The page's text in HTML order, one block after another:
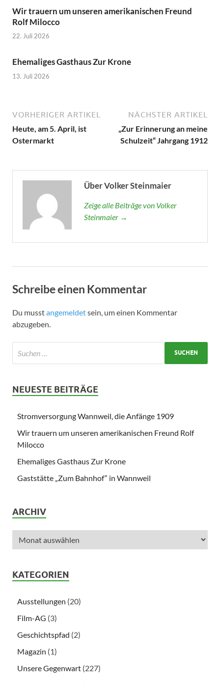
Wir trauern um unseren amerikanischen Freund
Rolf Milocco
22. Juli 2026
Ehemaliges Gasthaus Zur Krone
13. Juli 2026
VORHERIGER ARTIKEL
Heute, am 5. April, ist
Ostermarkt
NÄCHSTER ARTIKEL
„Zur Erinnerung an meine
Schulzeit“ Jahrgang 1912
Über Volker Steinmaier
Zeige alle Beiträge von Volker
Steinmaier →
Schreibe einen Kommentar
Du musstangemeldetsein, um einen Kommentar
abzugeben.
NEUESTE BEITRÄGE
Stromversorgung Wannweil, die Anfänge 1909
Wir trauern um unseren amerikanischen Freund Rolf
Milocco
Ehemaliges Gasthaus Zur Krone
Gaststätte „Zum Bahnhof“ in Wannweil
ARCHIV
KATEGORIEN
Ausstellungen (20)
Film-AG (3)
Geschichtspfad (2)
Magazin (1)
Unsere Gegenwart (227)